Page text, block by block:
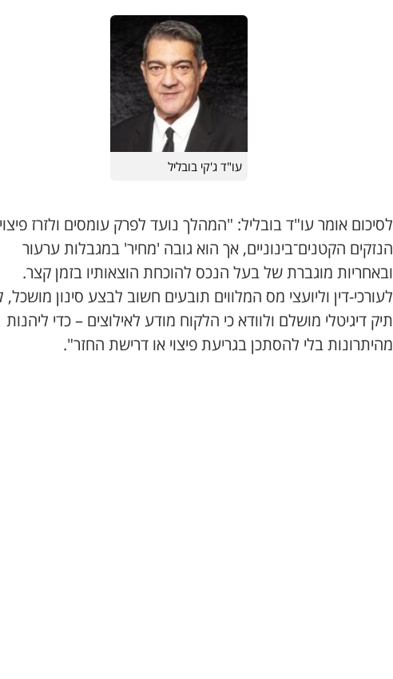
עו"ד ג'קי בובליל
לסיכום אומר עו"ד בובליל: "המהלך נועד לפרק עומסים ולזרז
הנזקים הקטנים־בינוניים, אך הוא גובה 'מחיר' במגבלות ערעור
ובאחריות מוגברת של בעל הנכס להוכחת הוצאותיו בזמן קצר.
לעורכי-דין וליועצי מס המלווים תובעים חשוב לבצע סינון מושכל,
תיק דיגיטלי מושלם ולוודא כי הלקוח מודע לאילוצים – כדי ליהנות
מהיתרונות בלי להסתכן בגריעת פיצוי או דרישת החזר".